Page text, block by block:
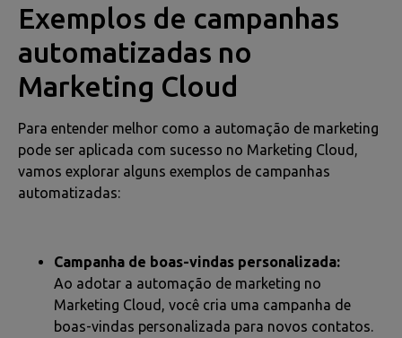
Exemplos de campanhas
automatizadas no
Marketing Cloud
Para entender melhor como a automação de marketing
pode ser aplicada com sucesso no Marketing Cloud,
vamos explorar alguns exemplos de campanhas
automatizadas:
Campanha de boas-vindas personalizada:
Ao adotar a automação de marketing no
Marketing Cloud, você cria uma campanha de
boas-vindas personalizada para novos contatos.